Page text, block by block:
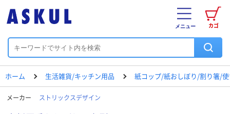
カゴ
メニュー
ホーム 生活雑貨/キッチン用品 紙コップ/紙おしぼり/割り箸/
メーカー ストリックスデザイン